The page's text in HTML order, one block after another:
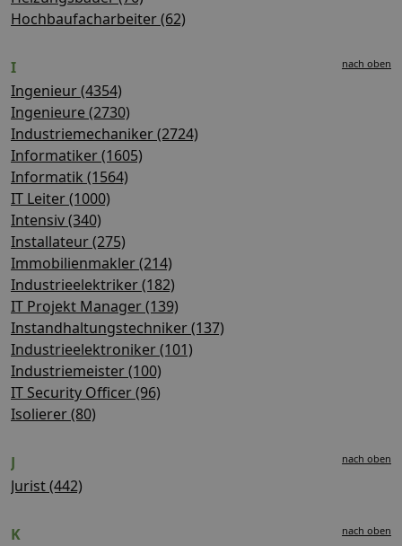
Hochbaufacharbeiter (62)
I nach oben
Ingenieur (4354)
Ingenieure (2730)
Industriemechaniker (2724)
Informatiker (1605)
Informatik (1564)
IT Leiter (1000)
Intensiv (340)
Installateur (275)
Immobilienmakler (214)
Industrieelektriker (182)
IT Projekt Manager (139)
Instandhaltungstechniker (137)
Industrieelektroniker (101)
Industriemeister (100)
IT Security Officer (96)
Isolierer (80)
J nach oben
Jurist (442)
K nach oben